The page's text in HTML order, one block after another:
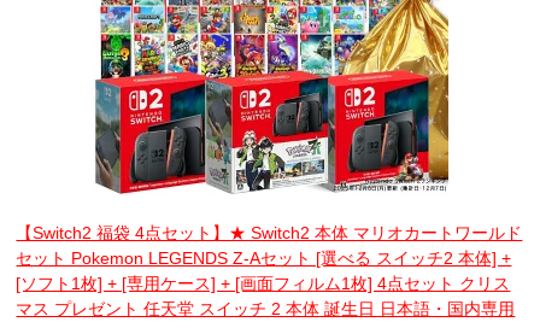
【Switch2 福袋 4点セット】★ Switch2 本体 マリオカートワールド
セット Pokemon LEGENDS Z-Aセット [選べる スイッチ2 本体] +
[ソフト1枚] + [専用ケース] + [画面フィルム1枚] 4点セット クリス
マス プレゼント 任天堂 スイッチ 2 本体 誕生日 日本語・国内専用